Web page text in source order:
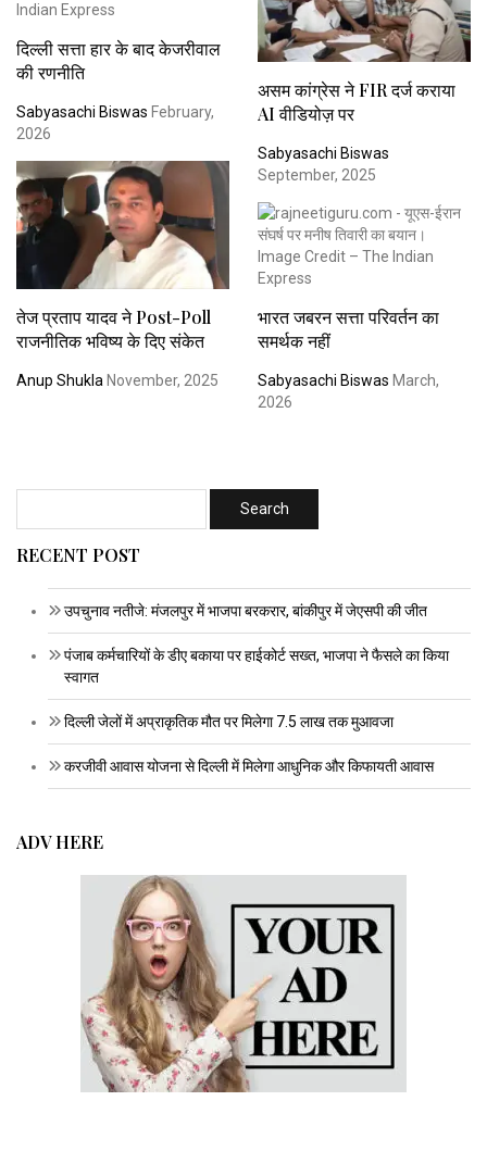
दिल्ली सत्ता हार के बाद केजरीवाल
की रणनीति
Sabyasachi Biswas February,
2026
असम कांग्रेस ने FIR दर्ज कराया
AI वीडियोज़ पर
Sabyasachi Biswas
September, 2025
तेज प्रताप यादव ने Post-Poll
राजनीतिक भविष्य के दिए संकेत
Anup Shukla November, 2025
भारत जबरन सत्ता परिवर्तन का
समर्थक नहीं
Sabyasachi Biswas March,
2026
RECENT POST
उपचुनाव नतीजे: मंजलपुर में भाजपा बरकरार, बांकीपुर में जेएसपी की जीत
पंजाब कर्मचारियों के डीए बकाया पर हाईकोर्ट सख्त, भाजपा ने फैसले का किया
स्वागत
दिल्ली जेलों में अप्राकृतिक मौत पर मिलेगा 7.5 लाख तक मुआवजा
करजीवी आवास योजना से दिल्ली में मिलेगा आधुनिक और किफायती आवास
ADV HERE